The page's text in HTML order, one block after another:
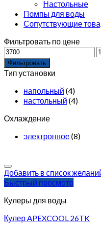
Настольные
Помпы для воды
Сопутствующие
Фильтровать по цене
Фильтровать
Тип установки
напольный (4)
настольный (4)
Охлаждение
электронное(8)
Добавить в список
Быстрый просмотр
Кулеры для воды
Кулер APEXCOOL 26TK